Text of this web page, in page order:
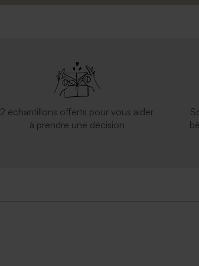
2 échantillons offerts pour vous aider
à prendre une décision